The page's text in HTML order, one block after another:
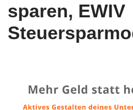
sparen, EWIV